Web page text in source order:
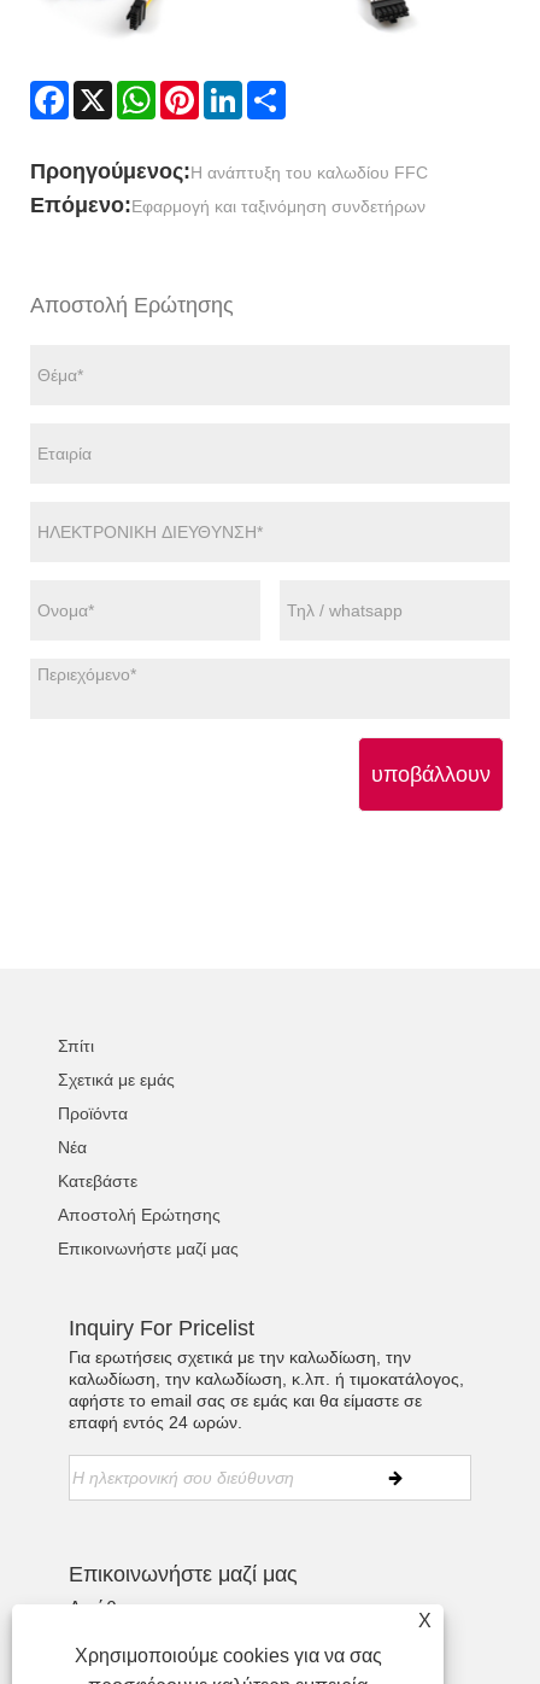
Facebook
X WhatsAppPinterestLinkedIn
Προηγούμενος:Η ανάπτυξη του καλωδίου FFC
Επόμενο:Εφαρμογή και ταξινόμηση συνδετήρων
Αποστολή Ερώτησης
υποβάλλουν
Σπίτι
Σχετικά με εμάς
Προϊόντα
Νέα
Κατεβάστε
Αποστολή Ερώτησης
Επικοινωνήστε μαζί μας
Inquiry For Pricelist
Για ερωτήσεις σχετικά με την καλωδίωση, την
καλωδίωση, την καλωδίωση, κ.λπ. ή τιμοκατάλογος,
αφήστε το email σας σε εμάς και θα είμαστε σε
επαφή εντός 24 ωρών.
Επικοινωνήστε μαζί μας
Διεύθυνση:
+86-755-27990932
Τηλέφωνο:
+86-13713718026
X
Χρησιμοποιούμε cookies για να σας